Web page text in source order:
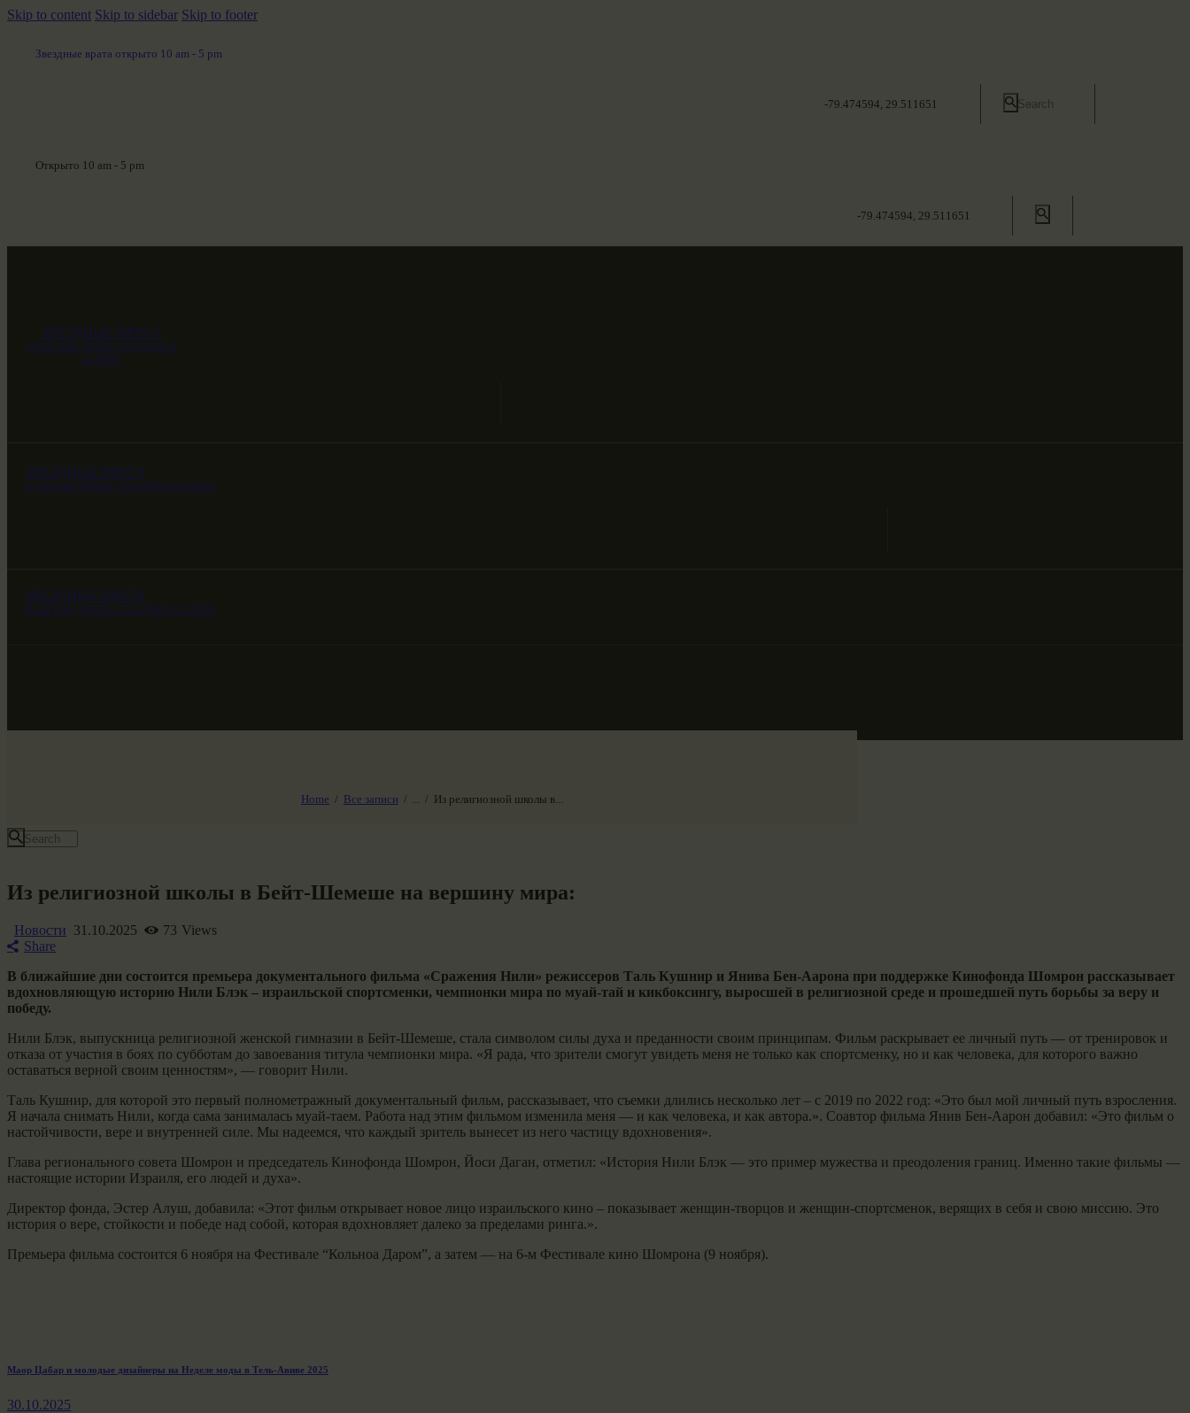
Skip to content Skip to sidebar Skip to footer
Звездные врата открыто 10 am - 5 pm
-79.474594, 29.511651
Открыто 10 am - 5 pm
-79.474594, 29.511651
ЗВЕЗДНЫЕ ВРАТА
НАШ МИР ВЧЕРА СЕГОДНЯ И
ЗАВТРА
ЗВЕЗДНЫЕ ВРАТА
НАШ МИР ВЧЕРА СЕГОДНЯ И ЗАВТРА
ЗВЕЗДНЫЕ ВРАТА
НАШ МИР ВЧЕРА СЕГОДНЯ И ЗАВТРА
Home Все записи ... Из религиозной школы в...
Из религиозной школы в Бейт-Шемеше на вершину мира:
Новости 31.10.2025 73 Views
Share
В ближайшие дни состоится премьера документального фильма «Сражения Нили» режиссеров Таль Кушнир и Янива Бен-Аарона при поддержке Кинофонда Шомрон рассказывает
вдохновляющую историю Нили Блэк – израильской спортсменки, чемпионки мира по муай-тай и кикбоксингу, выросшей в религиозной среде и прошедшей путь борьбы за веру и
победу.
Нили Блэк, выпускница религиозной женской гимназии в Бейт-Шемеше, стала символом силы духа и преданности своим принципам. Фильм раскрывает ее личный путь — от тренировок и
отказа от участия в боях по субботам до завоевания титула чемпионки мира. «Я рада, что зрители смогут увидеть меня не только как спортсменку, но и как человека, для которого важно
оставаться верной своим ценностям», — говорит Нили.
Таль Кушнир, для которой это первый полнометражный документальный фильм, рассказывает, что съемки длились несколько лет – с 2019 по 2022 год: «Это был мой личный путь взросления.
Я начала снимать Нили, когда сама занималась муай-таем. Работа над этим фильмом изменила меня — и как человека, и как автора.». Соавтор фильма Янив Бен-Аарон добавил: «Это фильм о
настойчивости, вере и внутренней силе. Мы надеемся, что каждый зритель вынесет из него частицу вдохновения».
Глава регионального совета Шомрон и председатель Кинофонда Шомрон, Йоси Даган, отметил: «История Нили Блэк — это пример мужества и преодоления границ. Именно такие фильмы —
настоящие истории Израиля, его людей и духа».
Директор фонда, Эстер Алуш, добавила: «Этот фильм открывает новое лицо израильского кино – показывает женщин-творцов и женщин-спортсменок, верящих в себя и свою миссию. Это
история о вере, стойкости и победе над собой, которая вдохновляет далеко за пределами ринга.».
Премьера фильма состоится 6 ноября на Фестивале “Кольноа Даром”, а затем — на 6-м Фестивале кино Шомрона (9 ноября).
Навигация
по
Previous
Маор Цабар и молодые дизайнеры на Неделе моды в Тель-Авиве 2025
30.10.2025